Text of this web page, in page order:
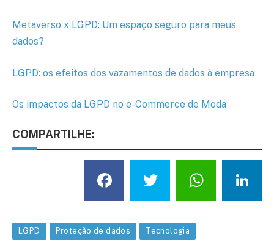
Metaverso x LGPD: Um espaço seguro para meus
dados?
LGPD: os efeitos dos vazamentos de dados à empresa
Os impactos da LGPD no e-Commerce de Moda
COMPARTILHE:
Facebook
Twitter
LGPD Proteção de dados Tecnologia